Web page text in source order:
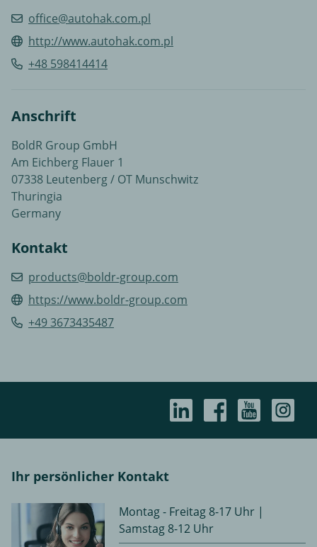
office@autohak.com.pl
http://www.autohak.com.pl
+48 598414414
Anschrift
BoldR Group GmbH
Am Eichberg Flauer 1
07338 Leutenberg / OT Munschwitz
Thuringia
Germany
Kontakt
products@boldr-group.com
https://www.boldr-group.com
+49 3673435487
Ihr persönlicher Kontakt
Montag - Freitag 8-17 Uhr |
Samstag 8-12 Uhr